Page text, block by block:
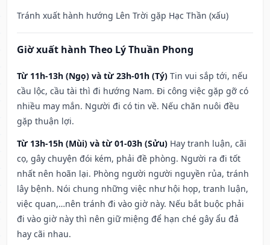
Tránh xuất hành hướng Lên Trời gặp Hạc Thần (xấu)
Giờ xuất hành Theo Lý Thuần Phong
Từ 11h-13h (Ngọ) và từ 23h-01h (Tý) Tin vui sắp tới, nếu
cầu lộc, cầu tài thì đi hướng Nam. Đi công việc gặp gỡ có
nhiều may mắn. Người đi có tin về. Nếu chăn nuôi đều
gặp thuận lợi.
Từ 13h-15h (Mùi) và từ 01-03h (Sửu) Hay tranh luận, cãi
cọ, gây chuyện đói kém, phải đề phòng. Người ra đi tốt
nhất nên hoãn lại. Phòng người người nguyền rủa, tránh
lây bệnh. Nói chung những việc như hội họp, tranh luận,
việc quan,…nên tránh đi vào giờ này. Nếu bắt buộc phải
đi vào giờ này thì nên giữ miệng để hạn ché gây ẩu đả
hay cãi nhau.